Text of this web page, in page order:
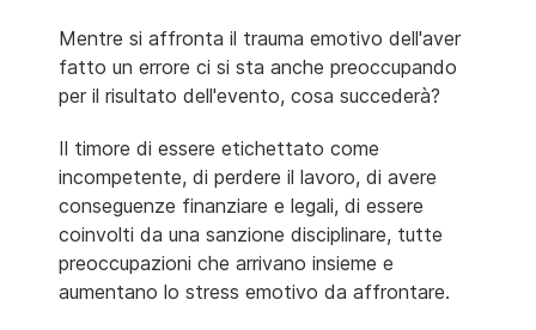
Mentre si affronta il trauma emotivo dell'aver
fatto un errore ci si sta anche preoccupando
per il risultato dell'evento, cosa succederà?
Il timore di essere etichettato come
incompetente, di perdere il lavoro, di avere
conseguenze finanziare e legali, di essere
coinvolti da una sanzione disciplinare, tutte
preoccupazioni che arrivano insieme e
aumentano lo stress emotivo da affrontare.